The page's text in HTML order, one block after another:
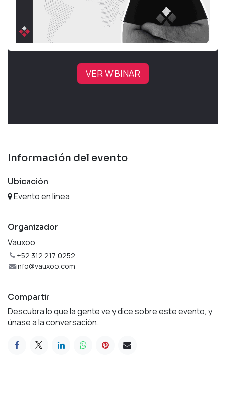
VER WBINAR
Información del evento
Ubicación
Evento en línea
Organizador
Vauxoo
+52 312 217 0252
info@vauxoo.com
Compartir
Descubra lo que la gente ve y dice sobre este evento, y
únase a la conversación.